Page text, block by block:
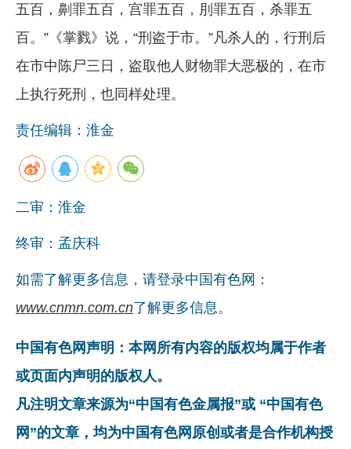
五百，劓罪五百，宫罪五百，刖罪五百，杀罪五
百。”《掌戮》说，“刑盗于市。”凡杀人的，行刑后
在市中陈尸三日，盗取他人财物罪大恶极的，在市
上执行死刑，也同样处理。
责任编辑：淮金
二审：淮金
终审：孟庆科
如需了解更多信息，请登录中国有色网：
www.cnmn.com.cn了解更多信息。
中国有色网声明：本网所有内容的版权均属于作者
或页面内声明的版权人。
凡注明文章来源为“中国有色金属报”或 “中国有色
网”的文章，均为中国有色网原创或者是合作机构授